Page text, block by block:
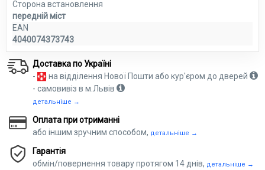
Сторона встановлення
передній міст
EAN
4040074373743
Доставка по Україні
-
на відділення Нової Пошти або кур'єром до дверей
- самовивіз в м.Львів
детальніше →
Оплата при отриманні
або іншим зручним способом, детальніше →
Гарантія
обмін/повернення товару протягом 14 днів, детальніше →